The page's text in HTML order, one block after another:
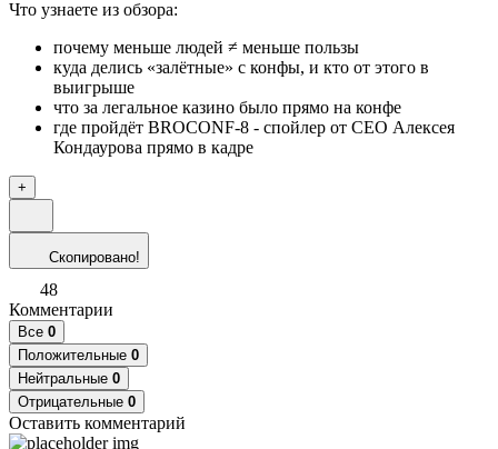
Что узнаете из обзора:
почему меньше людей ≠ меньше пользы
куда делись «залётные» с конфы, и кто от этого в
выигрыше
что за легальное казино было прямо на конфе
где пройдёт BROCONF-8 - спойлер от CEO Алексея
Кондаурова прямо в кадре
+
Скопировано!
48
Комментарии
Все 0
Положительные 0
Нейтральные 0
Отрицательные 0
Оставить комментарий